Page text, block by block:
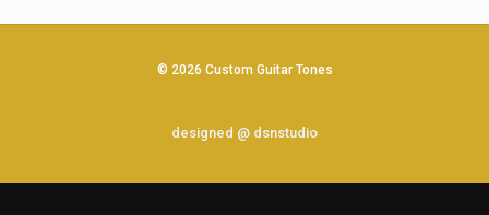
© 2026 Custom Guitar Tones
designed @ dsnstudio